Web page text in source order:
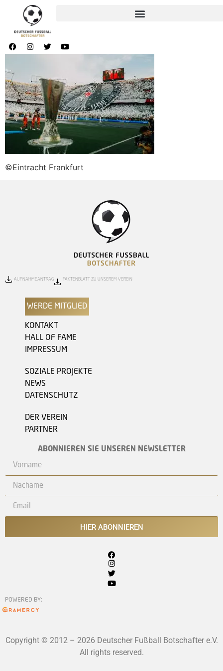
©Eintracht Frankfurt
AUFNAHMEANTRAG FAKTENBLATT ZU UNSEREM VEREIN
WERDE MITGLIED
KONTAKT
HALL OF FAME
IMPRESSUM
SOZIALE PROJEKTE
NEWS
DATENSCHUTZ
DER VEREIN
PARTNER
ABONNIEREN SIE UNSEREN NEWSLETTER
HIER ABONNIEREN
POWERED BY:
Copyright © 2012 – 2026 Deutscher Fußball Botschafter e.V.
All rights reserved.